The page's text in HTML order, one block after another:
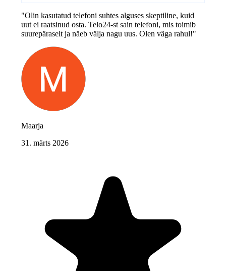
"Olin kasutatud telefoni suhtes alguses skeptiline, kuid
uut ei raatsinud osta. Telo24-st sain telefoni, mis toimib
suurepäraselt ja näeb välja nagu uus. Olen väga rahul!"
Maarja
31. märts 2026